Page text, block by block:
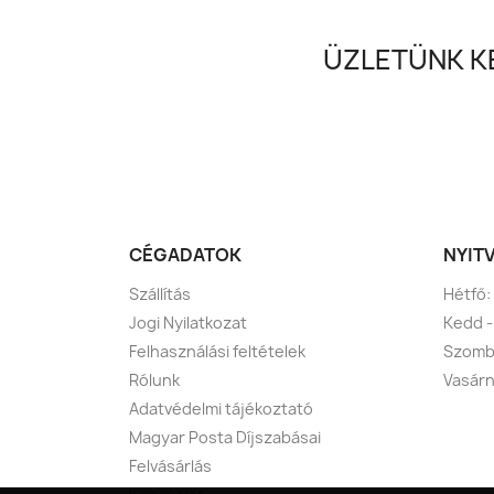
ÜZLETÜNK
CÉGADATOK
Szállítás
Jogi Nyilatkozat
Felhasználási feltételek
Rólunk
Adatvédelmi tájékoztató
Magyar Posta Díjszabásai
Felvásárlás
Hétfő:
Kedd